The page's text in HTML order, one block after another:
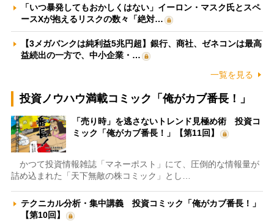
「いつ暴発してもおかしくはない」イーロン・マスク氏とスペ
ースXが抱えるリスクの数々「絶対…
【3メガバンクは純利益5兆円超】銀行、商社、ゼネコンは最高
益続出の一方で、中小企業・…
一覧を見る
投資ノウハウ満載コミック「俺がカブ番長！」
「売り時」を逃さないトレンド見極め術 投資コ
ミック「俺がカブ番長！」【第11回】
かつて投資情報雑誌「マネーポスト」にて、圧倒的な情報量が
詰め込まれた「天下無敵の株コミック」とし…
テクニカル分析・集中講義 投資コミック「俺がカブ番長！」
【第10回】